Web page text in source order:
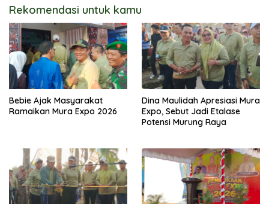
Rekomendasi untuk kamu
Bebie Ajak Masyarakat
Ramaikan Mura Expo 2026
Dina Maulidah Apresiasi Mura
Expo, Sebut Jadi Etalase
Potensi Murung Raya